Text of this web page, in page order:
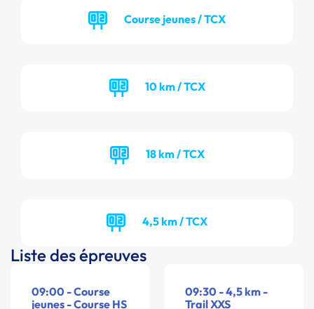
Course jeunes / TCX
10 km / TCX
18 km / TCX
4,5 km / TCX
Liste des épreuves
09:00 - Course
jeunes - Course HS
09:30 - 4,5 km -
Trail XXS